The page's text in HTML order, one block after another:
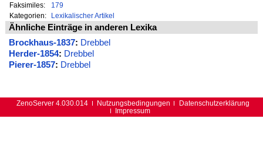
Faksimiles:
179
Kategorien:
Lexikalischer Artikel
Ähnliche Einträge in anderen Lexika
Brockhaus-1837: Drebbel
Herder-1854: Drebbel
Pierer-1857: Drebbel
ZenoServer 4.030.014 Nutzungsbedingungen
Datenschutzerklärung
Impressum